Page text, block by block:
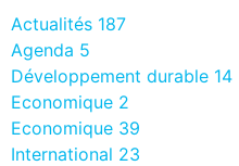
Actualités 187
Agenda 5
Développement durable 14
Economique 2
Economique 39
International 23